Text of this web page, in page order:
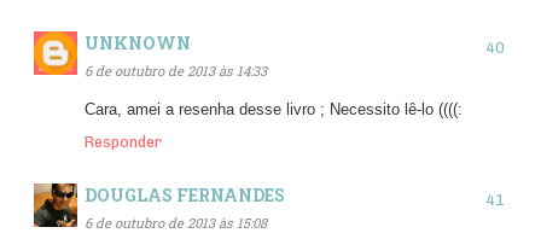
UNKNOWN
6 de outubro de 2013 às 14:33
Cara, amei a resenha desse livro ; Necessito lê-lo ((((:
Responder
DOUGLAS FERNANDES
6 de outubro de 2013 às 15:08